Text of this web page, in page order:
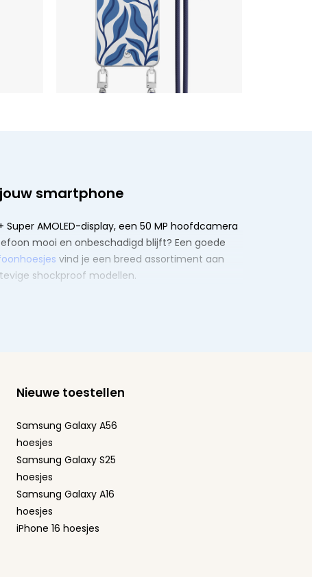
smartphone
AMOLED-display, een 50 MP hoofdcamera
mooi en onbeschadigd blijft? Een goede
vind je een breed assortiment aan
shockproof modellen.
Nieuwe toestellen
Samsung Galaxy A56
hoesjes
Samsung Galaxy S25
hoesjes
Samsung Galaxy A16
hoesjes
iPhone 16 hoesjes